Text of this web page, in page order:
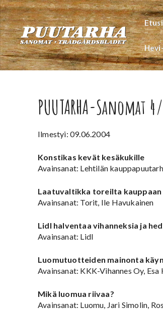
Siirry
sisältöön
PUUTARHA-Sanomat
Ilmestyi: 09.06.2004
Konstikas kevät kesäkukille
Avainsanat: Lehtilän
Laatuvaltikka toreilta kauppaan
Avainsanat: Torit, Ile Havukainen
Lidl halventaa vihanneksia ja
Avainsanat: Lidl
Luomutuotteiden mainonta
Avainsanat: KKK-Vihannes Oy, Esa
Mikä luomua riivaa?
Avainsanat: Luomu, Jari Simolin,